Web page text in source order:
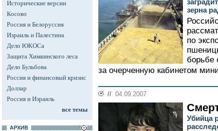
Исторические версии
Косово
Россия и Белоруссия
Израиль и Палестина
Дело ЮКОСа
Защита Химкинского леса
Дело Бульбова
Россия и финансовый кризис
Доллар
Россия и Израиль
все темы
АРХИВ
зерна
по
борьбе
за очерченную кабинетом
// 04.09.2007
Убийца